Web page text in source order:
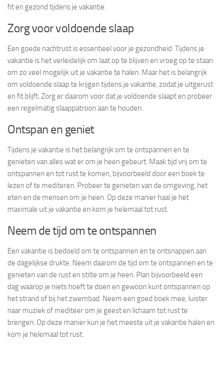
fit en gezond tijdens je vakantie.
Zorg voor voldoende slaap
Een goede nachtrust is essentieel voor je gezondheid. Tijdens je
vakantie is het verleidelijk om laat op te blijven en vroeg op te staan
om zo veel mogelijk uit je vakantie te halen. Maar het is belangrijk
om voldoende slaap te krijgen tijdens je vakantie, zodat je uitgerust
en fit blijft. Zorg er daarom voor dat je voldoende slaapt en probeer
een regelmatig slaappatroon aan te houden.
Ontspan en geniet
Tijdens je vakantie is het belangrijk om te ontspannen en te
genieten van alles wat er om je heen gebeurt. Maak tijd vrij om te
ontspannen en tot rust te komen, bijvoorbeeld door een boek te
lezen of te mediteren. Probeer te genieten van de omgeving, het
eten en de mensen om je heen. Op deze manier haal je het
maximale uit je vakantie en kom je helemaal tot rust.
Neem de tijd om te ontspannen
Een vakantie is bedoeld om te ontspannen en te ontsnappen aan
de dagelijkse drukte. Neem daarom de tijd om te ontspannen en te
genieten van de rust en stilte om je heen. Plan bijvoorbeeld een
dag waarop je niets hoeft te doen en gewoon kunt ontspannen op
het strand of bij het zwembad. Neem een goed boek mee, luister
naar muziek of mediteer om je geest en lichaam tot rust te
brengen. Op deze manier kun je het meeste uit je vakantie halen en
kom je helemaal tot rust.